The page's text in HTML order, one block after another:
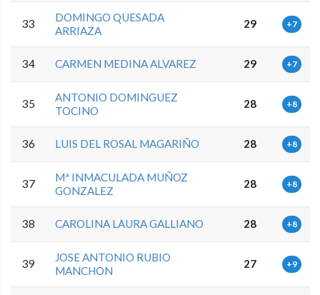
33
DOMINGO QUESADA
ARRIAZA
29 +7
34 CARMEN MEDINA ALVAREZ 29 +7
35
ANTONIO DOMINGUEZ
TOCINO
28 +8
36 LUIS DEL ROSAL MAGARIÑO 28 +8
37
Mª INMACULADA MUÑOZ
GONZALEZ
28 +8
38 CAROLINA LAURA GALLIANO 28 +8
39
JOSE ANTONIO RUBIO
MANCHON
27 +9